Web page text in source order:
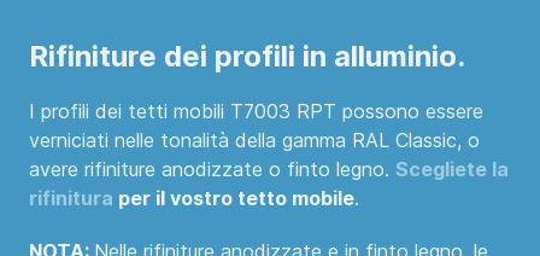
Rifiniture dei profili in alluminio.
I profili dei tetti mobili T7003 RPT possono essere
verniciati nelle tonalità della gamma RAL Classic, o
avere rifiniture anodizzate o finto legno. Scegliete la
rifinitura per il vostro tetto mobile.
NOTA: Nelle rifiniture anodizzate e in finto legno, le